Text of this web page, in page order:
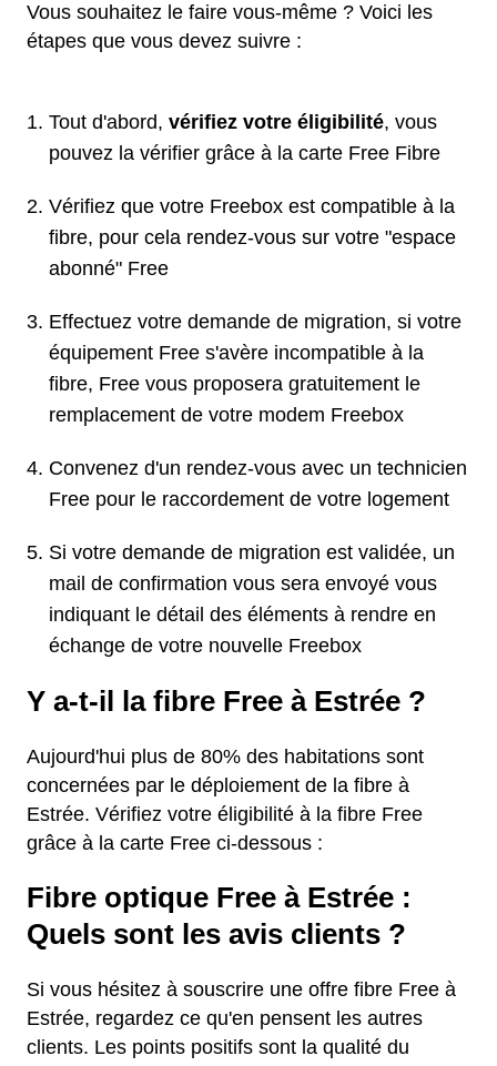
Vous souhaitez le faire vous-même ? Voici les
étapes que vous devez suivre :
Tout d'abord, vérifiez votre éligibilité, vous
pouvez la vérifier grâce à la carte Free Fibre
Vérifiez que votre Freebox est compatible à la
fibre, pour cela rendez-vous sur votre "espace
abonné" Free
Effectuez votre demande de migration, si votre
équipement Free s'avère incompatible à la
fibre, Free vous proposera gratuitement le
remplacement de votre modem Freebox
Convenez d'un rendez-vous avec un technicien
Free pour le raccordement de votre logement
Si votre demande de migration est validée, un
mail de confirmation vous sera envoyé vous
indiquant le détail des éléments à rendre en
échange de votre nouvelle Freebox
Y a-t-il la fibre Free à Estrée ?
Aujourd'hui plus de 80% des habitations sont
concernées par le déploiement de la fibre à
Estrée. Vérifiez votre éligibilité à la fibre Free
grâce à la carte Free ci-dessous :
Fibre optique Free à Estrée :
Quels sont les avis clients ?
Si vous hésitez à souscrire une offre fibre Free à
Estrée, regardez ce qu'en pensent les autres
clients. Les points positifs sont la qualité du